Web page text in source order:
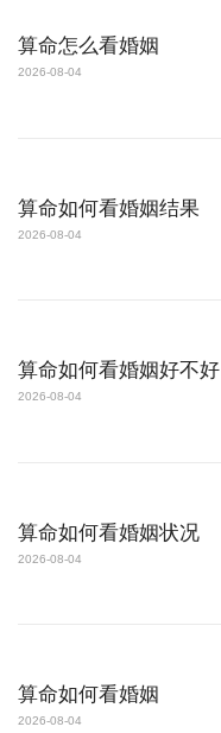
算命怎么看婚姻
2026-08-04
算命如何看婚姻结果
2026-08-04
算命如何看婚姻好不好
2026-08-04
算命如何看婚姻状况
2026-08-04
算命如何看婚姻
2026-08-04